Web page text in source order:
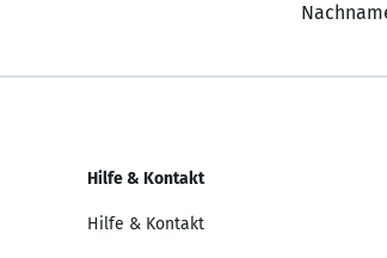
Hilfe & Kontakt
Hilfe & Kontakt